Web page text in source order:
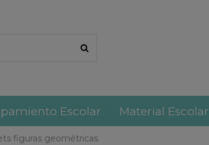
Escolar Material
figuras geométricas